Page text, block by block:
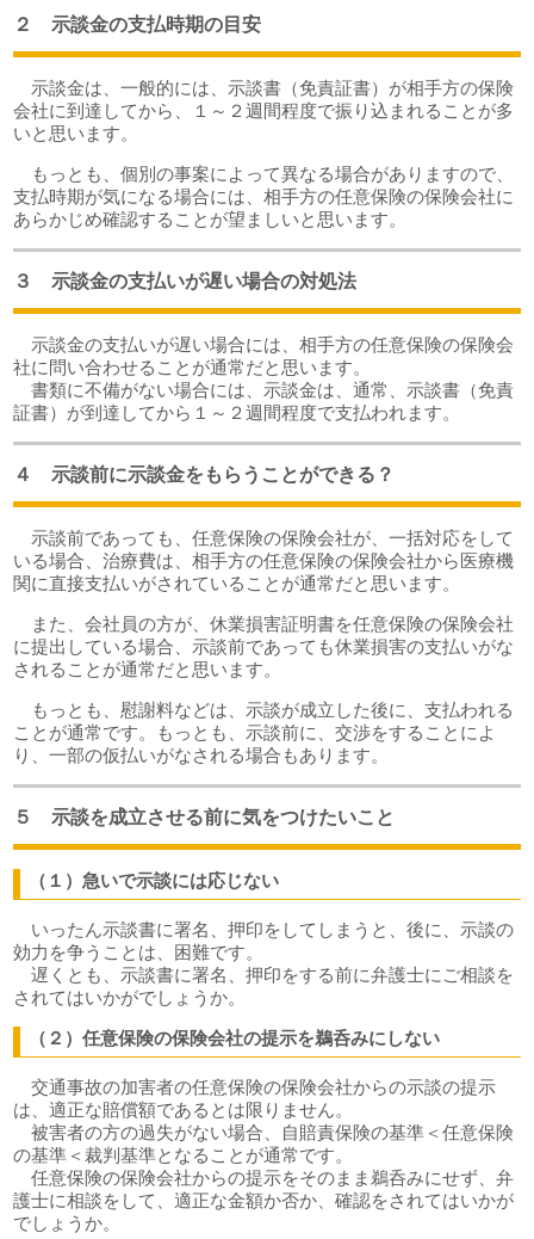
２ 示談金の支払時期の目安
示談金は、一般的には、示談書（免責証書）が相手方の保険
会社に到達してから、１～２週間程度で振り込まれることが多
いと思います。
もっとも、個別の事案によって異なる場合がありますので、
支払時期が気になる場合には、相手方の任意保険の保険会社に
あらかじめ確認することが望ましいと思います。
３ 示談金の支払いが遅い場合の対処法
示談金の支払いが遅い場合には、相手方の任意保険の保険会
社に問い合わせることが通常だと思います。
書類に不備がない場合には、示談金は、通常、示談書（免責
証書）が到達してから１～２週間程度で支払われます。
４ 示談前に示談金をもらうことができる？
示談前であっても、任意保険の保険会社が、一括対応をして
いる場合、治療費は、相手方の任意保険の保険会社から医療機
関に直接支払いがされていることが通常だと思います。
また、会社員の方が、休業損害証明書を任意保険の保険会社
に提出している場合、示談前であっても休業損害の支払いがな
されることが通常だと思います。
もっとも、慰謝料などは、示談が成立した後に、支払われる
ことが通常です。もっとも、示談前に、交渉をすることによ
り、一部の仮払いがなされる場合もあります。
５ 示談を成立させる前に気をつけたいこと
（１）急いで示談には応じない
いったん示談書に署名、押印をしてしまうと、後に、示談の
効力を争うことは、困難です。
遅くとも、示談書に署名、押印をする前に弁護士にご相談を
されてはいかがでしょうか。
（２）任意保険の保険会社の提示を鵜呑みにしない
交通事故の加害者の任意保険の保険会社からの示談の提示
は、適正な賠償額であるとは限りません。
被害者の方の過失がない場合、自賠責保険の基準＜任意保険
の基準＜裁判基準となることが通常です。
任意保険の保険会社からの提示をそのまま鵜呑みにせず、弁
護士に相談をして、適正な金額か否か、確認をされてはいかが
でしょうか。